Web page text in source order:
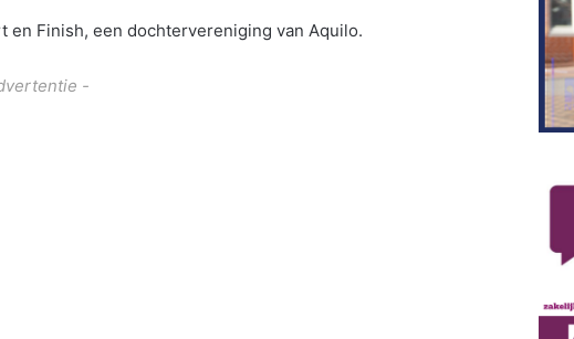
Finish, een dochtervereniging van Aquilo.
-